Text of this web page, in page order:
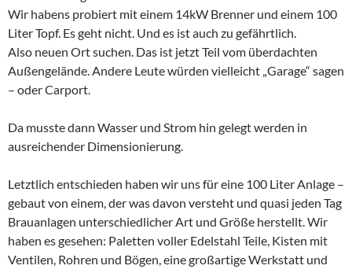
Wir habens probiert mit einem 14kW Brenner und einem 100
Liter Topf. Es geht nicht. Und es ist auch zu gefährtlich.
Also neuen Ort suchen. Das ist jetzt Teil vom überdachten
Außengelände. Andere Leute würden vielleicht „Garage“ sagen
– oder Carport.
Da musste dann Wasser und Strom hin gelegt werden in
ausreichender Dimensionierung.
Letztlich entschieden haben wir uns für eine 100 Liter Anlage –
gebaut von einem, der was davon versteht und quasi jeden Tag
Brauanlagen unterschiedlicher Art und Größe herstellt. Wir
haben es gesehen: Paletten voller Edelstahl Teile, Kisten mit
Ventilen, Rohren und Bögen, eine großartige Werkstatt und